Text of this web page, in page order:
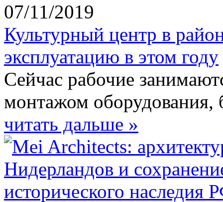
07/11/2019
Культурный центр в
эксплуатацию в этом году
Сейчас рабочие
монтажом оборудования,
читать дальше »